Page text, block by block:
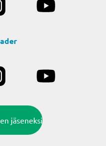
jäseneksi